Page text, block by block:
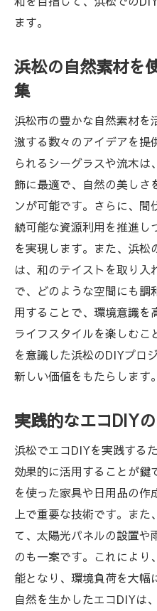
ます。
浜松の自然素材を
集
浜松市の豊かな自然素材を
激する数々のアイデアを提
られるシーグラスや流木
飾に最適で、自然の美しさ
ンが可能です。さらに、
続可能な資源利用を推進し
を実現します。また、浜
は、和のテイストを取り
で、どのような空間にも調
用することで、環境意識を
ライフスタイルを楽しむこ
を意識した浜松のDIYプロ
新しい価値をもたらします。
実践的なエコDIY
浜松でエコDIYを実践する
効果的に活用することが鍵
を使った家具や日用品の作
上で重要な技術です。また
て、太陽光パネルの設置や
のも一案です。これにより
能となり、環境負荷を大幅
自然を生かしたエコDIYは